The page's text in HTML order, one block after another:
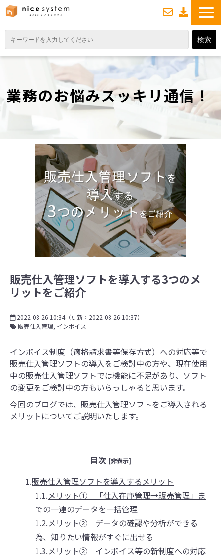
TOP
サービス紹介
業務DXソリューション
業務から探す
業務のお悩みスッキリ通信
よくあるご質問
業務のお悩みスッキリ通信！
販売仕入管理ソフトを導入する3つのメ
リットをご紹介
2022-08-26 10:34（更新： 2022-08-26 10:37）
販売仕入管理 インボイス
インボイス制度（適格請求書等保存方式）への対応等で
販売仕入管理ソフトの導入をご検討中の方や、現在使用
中の販売仕入管理ソフトでは機能に不足があり、ソフト
の変更をご検討中の方もいらっしゃると思います。
今回のブログでは、販売仕入管理ソフトをご導入される
メリットについてご説明いたします。
目次 [非表示]
1.販売仕入管理ソフトを導入するメリット
1.1.メリット① 「仕入在庫管理→販売管理」ま
での一連のデータを一括管理
1.2.メリット② データの確認や分析ができる
為、知りたい情報がすぐに出せる
1.3.メリット② インボイス等の新制度への対応